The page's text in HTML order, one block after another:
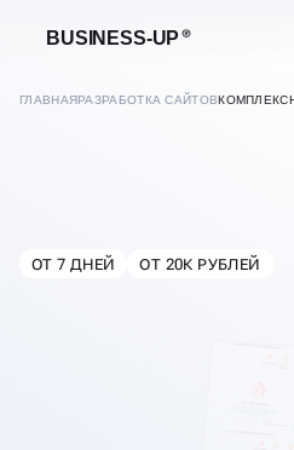
BUSINESS-UP
ГЛАВНАЯРАЗРАБОТКА САЙТОВ
АУДИТ САЙТА
ОТ 7 ДНЕЙ ОТ 20К РУБЛЕЙ